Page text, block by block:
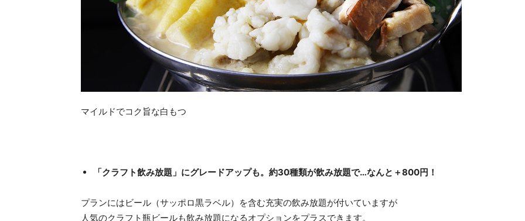
マイルドでコク旨な白もつ
「クラフト飲み放題」にグレードアップも。約30種類が飲み放題で…なんと＋800円！
プランにはビール（サッポロ黒ラベル）を含む充実の飲み放題が付いていますが
人気のクラフト瓶ビールも飲み放題になるオプションをプラスできます。